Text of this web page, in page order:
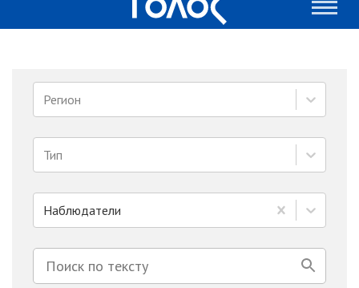
Регион
Тип
Наблюдатели